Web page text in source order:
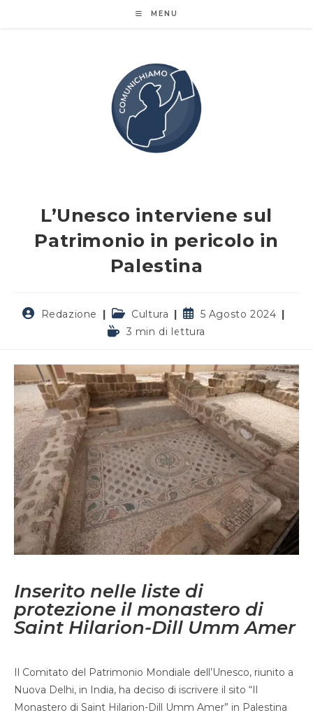
MENU
L’Unesco interviene sul
Patrimonio in pericolo in
Palestina
AutoreRedazione
Categoria
dell'articolo:
Cultura
Articolo
pubblicato:
5 Agosto 2024
Tempo3 min di lettura
Inserito nelle liste di
protezione il monastero di
Saint Hilarion-Dill Umm Amer
Il Comitato del Patrimonio Mondiale dell’Unesco, riunito a
Nuova Delhi, in India, ha deciso di iscrivere il sito “Il
Monastero di Saint Hilarion-Dill Umm Amer” in Palestina